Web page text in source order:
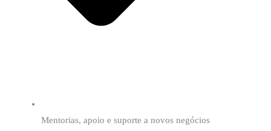
Mentorias, apoio e suporte a novos negócios